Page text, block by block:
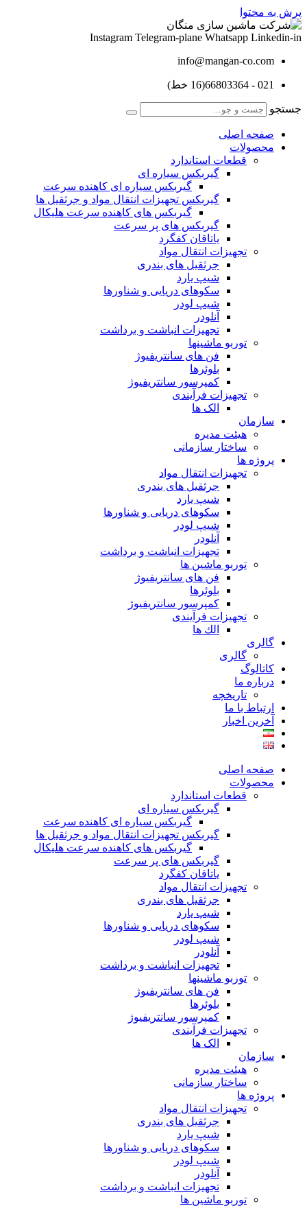
پرش به محتوا
Instagram Telegram-plane Whatsapp Linkedin-in
info@mangan-co.com
021 - 66803364(16 خط)
جستجو
صفحه اصلی
محصولات
قطعات استاندارد
گيربكس سياره ای
گيربكس سياره ای كاهنده سرعت
گيربكس تجهيزات انتقال مواد و جرثقيل ها
گيربكس های كاهنده سرعت هليكال
گيربكس های پر سرعت
ياتاقان كفگرد
تجهیزات انتقال مواد
جرثقیل های بندری
شیپ یارد
سکوهای دریایی و شناورها
شیپ لودر
آنلودر
تجهیزات انباشت و برداشت
توربو ماشینها
فن های سانتریفیوژ
بلوئرها
کمپرسور سانتریفیوژ
تجهیزات فرآیندی
الک ها
سازمان
هيئت مديره
ساختار سازمانی
پروژه ها
تجهيزات انتقال مواد
جرثقيل های بندری
شيپ يارد
سكوهای دريايی و شناورها
شيپ لودر
آنلودر
تجهيزات انباشت و برداشت
توربو ماشين ها
فن های سانتريفيوژ
بلوئرها
کمپرسور سانتریفیوژ
تجهیزات فرآیندی
الك ها
گالری
گالری
کاتالوگ
درباره ما
تاريخچه
ارتباط با ما
آخرین اخبار
صفحه اصلی
محصولات
قطعات استاندارد
گيربكس سياره ای
گيربكس سياره ای كاهنده سرعت
گيربكس تجهيزات انتقال مواد و جرثقيل ها
گيربكس های كاهنده سرعت هليكال
گيربكس های پر سرعت
ياتاقان كفگرد
تجهیزات انتقال مواد
جرثقیل های بندری
شیپ یارد
سکوهای دریایی و شناورها
شیپ لودر
آنلودر
تجهیزات انباشت و برداشت
توربو ماشینها
فن های سانتریفیوژ
بلوئرها
کمپرسور سانتریفیوژ
تجهیزات فرآیندی
الک ها
سازمان
هيئت مديره
ساختار سازمانی
پروژه ها
تجهيزات انتقال مواد
جرثقيل های بندری
شيپ يارد
سكوهای دريايی و شناورها
شيپ لودر
آنلودر
تجهيزات انباشت و برداشت
توربو ماشين ها